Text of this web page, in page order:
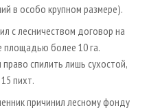
в особо крупном размере).
с лесничеством договор на
площадью более 10 га.
спилить лишь сухостой,
пихт.
причинил лесному фонду